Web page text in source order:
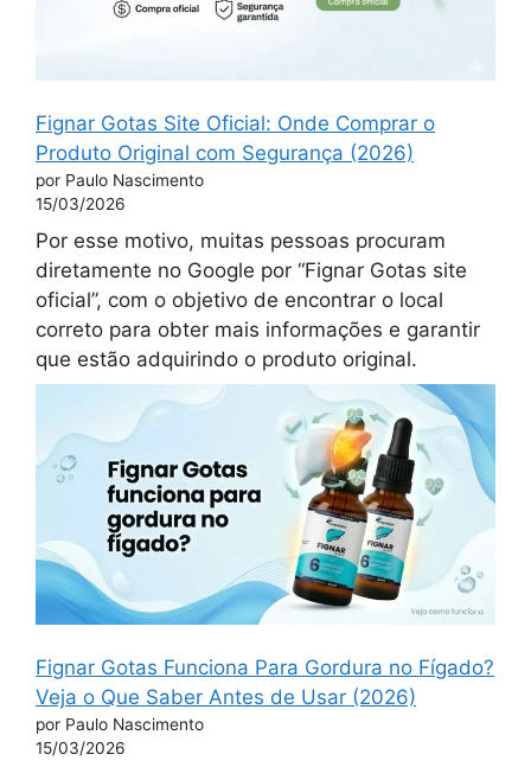
Fignar Gotas Site Oficial: Onde Comprar o
Produto Original com Segurança (2026)
por Paulo Nascimento
15/03/2026
Por esse motivo, muitas pessoas procuram
diretamente no Google por “Fignar Gotas site
oficial”, com o objetivo de encontrar o local
correto para obter mais informações e garantir
que estão adquirindo o produto original.
Fignar Gotas Funciona Para Gordura no Fígado?
Veja o Que Saber Antes de Usar (2026)
por Paulo Nascimento
15/03/2026